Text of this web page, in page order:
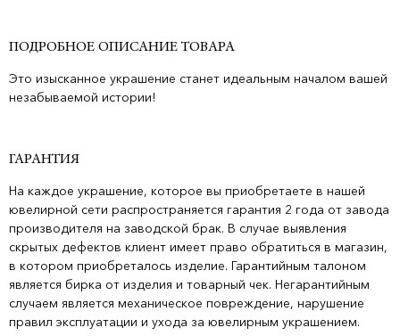
ПОДРОБНОЕ ОПИСАНИЕ ТОВАРА
Это изысканное украшение станет идеальным началом вашей
незабываемой истории!
ГАРАНТИЯ
На каждое украшение, которое вы приобретаете в нашей
ювелирной сети распространяется гарантия 2 года от завода
производителя на заводской брак. В случае выявления
скрытых дефектов клиент имеет право обратиться в магазин,
в котором приобреталось изделие. Гарантийным талоном
является бирка от изделия и товарный чек. Негарантийным
случаем является механическое повреждение, нарушение
правил эксплуатации и ухода за ювелирным украшением.